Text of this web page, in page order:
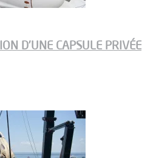
D’UNE CAPSULE PRIVÉE